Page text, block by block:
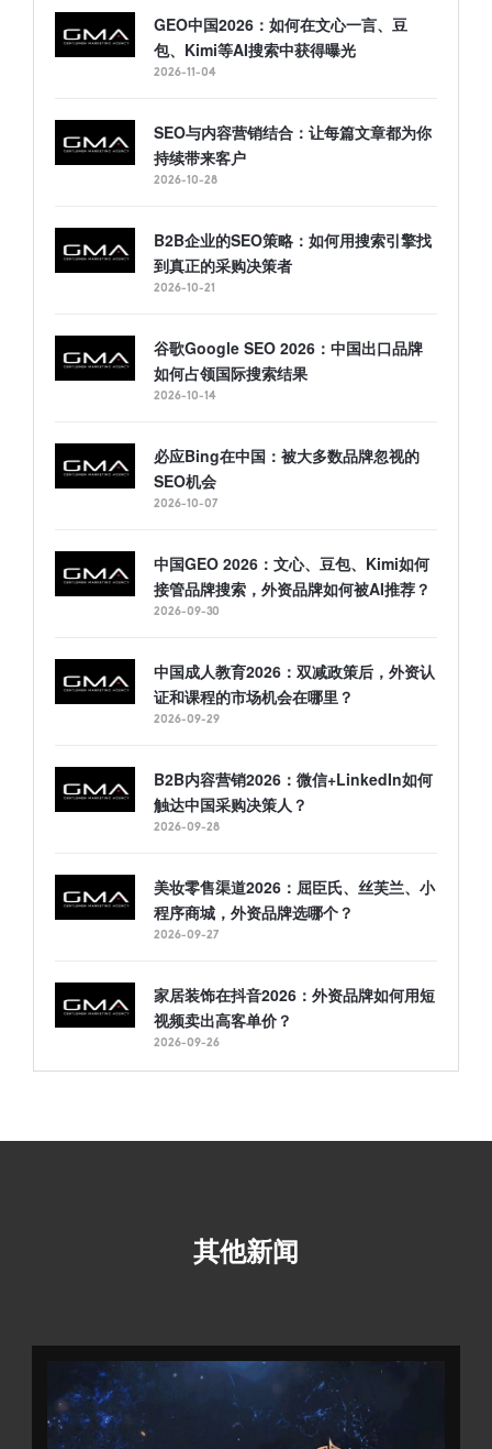
GEO中国2026：如何在文心一言、豆
包、Kimi等AI搜索中获得曝光
2026-11-04
SEO与内容营销结合：让每篇文章都为你
持续带来客户
2026-10-28
B2B企业的SEO策略：如何用搜索引擎找
到真正的采购决策者
2026-10-21
谷歌Google SEO 2026：中国出口品牌
如何占领国际搜索结果
2026-10-14
必应Bing在中国：被大多数品牌忽视的
SEO机会
2026-10-07
中国GEO 2026：文心、豆包、Kimi如何
接管品牌搜索，外资品牌如何被AI推荐？
2026-09-30
中国成人教育2026：双减政策后，外资认
证和课程的市场机会在哪里？
2026-09-29
B2B内容营销2026：微信+LinkedIn如何
触达中国采购决策人？
2026-09-28
美妆零售渠道2026：屈臣氏、丝芙兰、小
程序商城，外资品牌选哪个？
2026-09-27
家居装饰在抖音2026：外资品牌如何用短
视频卖出高客单价？
2026-09-26
其他新闻